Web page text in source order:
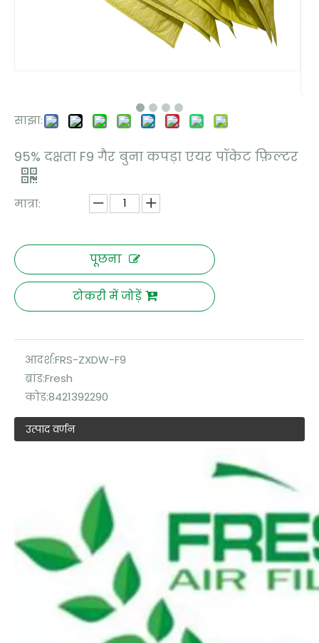
साझा:
95% दक्षता F9 गैर बुना कपड़ा एयर पॉकेट फ़िल्टर
मात्रा:
पूछना
टोकरी में जोड़ें
आदर्श:FRS-ZXDW-F9
ब्रांड:Fresh
कोड:8421392290
उत्पाद वर्णन